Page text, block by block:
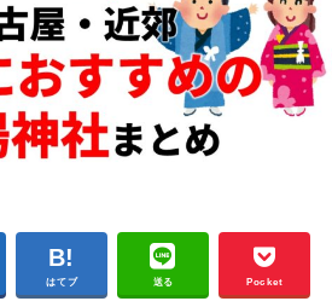
はてブ 送る Pocket